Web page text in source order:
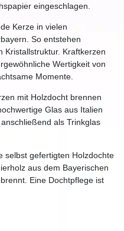
eingeschlagen.
Kerze in vielen
So entstehen
Kristallstruktur. Kraftkerzen
Wertigkeit von
Momente.
mit Holzdocht brennen
Glas aus Italien
als Trinkglas
selbst gefertigten Holzdochte
aus dem Bayerischen
Eine Dochtpflege ist